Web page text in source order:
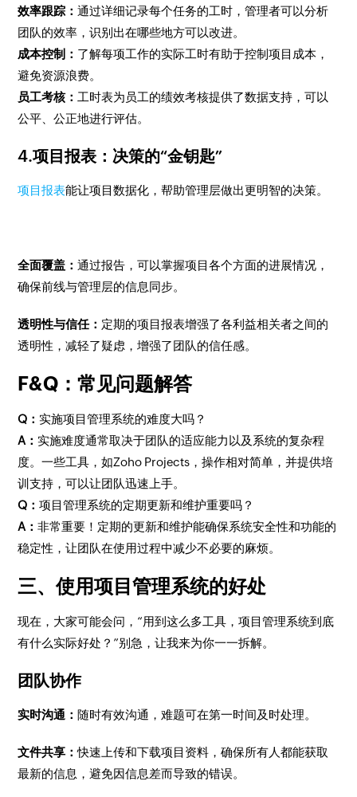
效率跟踪：通过详细记录每个任务的工时，管理者可以分析
团队的效率，识别出在哪些地方可以改进。
成本控制： 了解每项工作的实际工时有助于控制项目成本，
避免资源浪费。
员工考核： 工时表为员工的绩效考核提供了数据支持，可以
公平、公正地进行评估。
4.项目报表：决策的“金钥匙”
项目报表能让项目数据化，帮助管理层做出更明智的决策。
全面覆盖：通过报告，可以掌握项目各个方面的进展情况，
确保前线与管理层的信息同步。
透明性与信任： 定期的项目报表增强了各利益相关者之间的
透明性，减轻了疑虑，增强了团队的信任感。
F&Q：常见问题解答
Q：实施项目管理系统的难度大吗？
A：实施难度通常取决于团队的适应能力以及系统的复杂程
度。一些工具，如Zoho Projects，操作相对简单，并提供培
训支持，可以让团队迅速上手。
Q：项目管理系统的定期更新和维护重要吗？
A：非常重要！定期的更新和维护能确保系统安全性和功能的
稳定性，让团队在使用过程中减少不必要的麻烦。
三、使用项目管理系统的好处
现在，大家可能会问，“用到这么多工具，项目管理系统到底
有什么实际好处？”别急，让我来为你一一拆解。
团队协作
实时沟通： 随时有效沟通，难题可在第一时间及时处理。
文件共享：快速上传和下载项目资料，确保所有人都能获取
最新的信息，避免因信息差而导致的错误。